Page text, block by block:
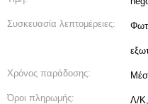
Συσκευασία λεπτομέρειες:
Χρόνος παράδοσης:
Όροι πληρωμής: Λ/